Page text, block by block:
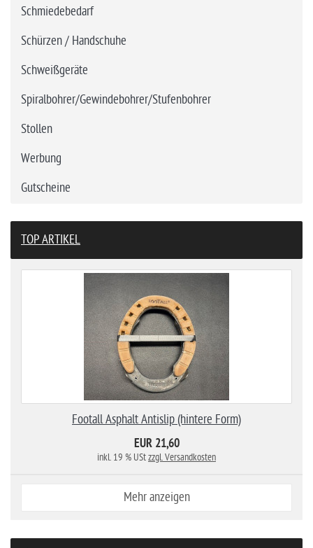
Schmiedebedarf
Schürzen / Handschuhe
Schweißgeräte
Spiralbohrer/Gewindebohrer/Stufenbohrer
Stollen
Werbung
Gutscheine
TOP ARTIKEL
Footall Asphalt Antislip (hintere Form)
EUR 21,60
inkl. 19 % UStzzgl. Versandkosten
Mehr anzeigen